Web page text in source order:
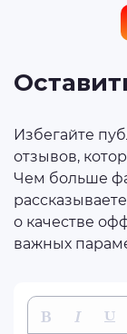
Избегайте
отзывов,
Чем больше
о качестве
важных